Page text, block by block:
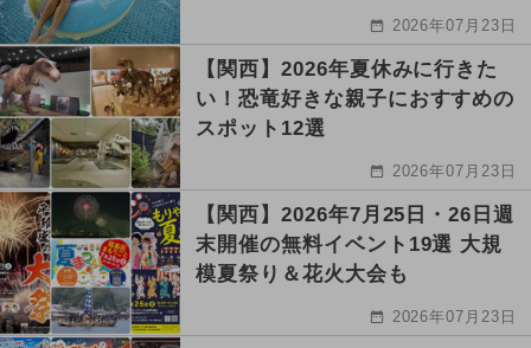
2026年07月23日
【関西】2026年夏休みに行きた
い！恐竜好きな親子におすすめの
スポット12選
2026年07月23日
【関西】2026年7月25日・26日週
末開催の無料イベント19選 大規
模夏祭り＆花火大会も
2026年07月23日